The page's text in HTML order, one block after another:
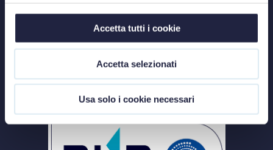
Accetta tutti i cookie
Accetta selezionati
Usa solo i cookie necessari
CODE OF ETHICS USE OF AI
ITALIANO